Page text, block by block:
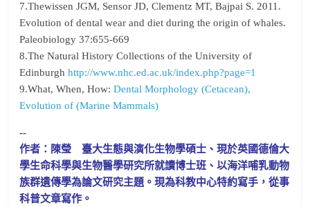
7.Thewissen JGM, Sensor JD, Clementz MT, Bajpai S. 2011.
Evolution of dental wear and diet during the origin of whales.
Paleobiology 37:655-669
8.The Natural History Collections of the University of
Edinburghhttp://www.nhc.ed.ac.uk/index.php?page=1
9.What, When, How:Dental Morphology (Cetacean),
Evolution of (Marine Mammals)
--
作者：陳瑩 臺大生態與演化生物學碩士、現於英國德倫大
學生命科學與生物醫學研究所就讀博士班、以海洋哺乳動物
族群遺傳學為論文研究主題。現為科教中心特約寫手，從事
科普文章寫作。